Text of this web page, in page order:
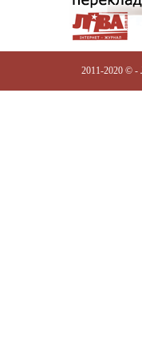
2011-2020 © -